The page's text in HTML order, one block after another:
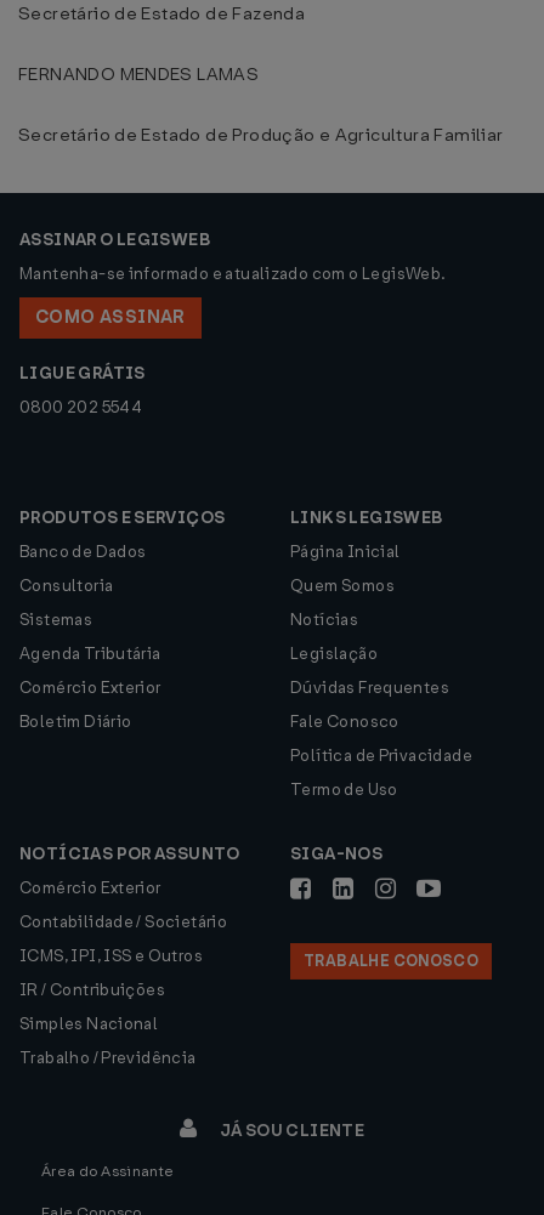
Secretário de Estado de Fazenda
FERNANDO MENDES LAMAS
Secretário de Estado de Produção e Agricultura Familiar
ASSINAR O LEGISWEB
Mantenha-se informado e atualizado com o LegisWeb.
COMO ASSINAR
LIGUE GRÁTIS
0800 202 5544
PRODUTOS E SERVIÇOS
Banco de Dados
Consultoria
Sistemas
Agenda Tributária
Comércio Exterior
Boletim Diário
LINKS LEGISWEB
Página Inicial
Quem Somos
Notícias
Legislação
Dúvidas Frequentes
Fale Conosco
Política de Privacidade
Termo de Uso
NOTÍCIAS POR ASSUNTO
Comércio Exterior
Contabilidade / Societário
ICMS, IPI, ISS e Outros
IR / Contribuições
Simples Nacional
Trabalho / Previdência
SIGA-NOS
TRABALHE CONOSCO
JÁ SOU CLIENTE
Área do Assinante